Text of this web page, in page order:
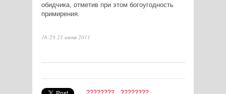
обидчика, отметив при этом богоугодность
примирения.
16:29 21 июня 2011
???????? ????????